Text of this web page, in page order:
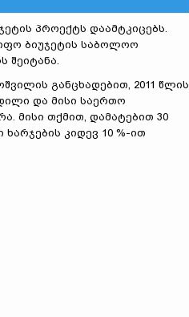
პროექტს დაამტკიცებს.
ბიუჯეტის საბოლოო
შეიტანა.
განცხადებით, 2011 წლის
და მისი საერთო
მისი თქმით, დამატებით 30
კიდევ 10 %-ით